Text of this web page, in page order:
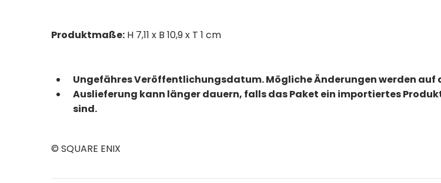
Produktmaße: H 7,11 x B 10,9 x T 1 cm
Ungefähres Veröffentlichungsdatum. Mögliche Änderungen werden auf
Auslieferung kann länger dauern, falls das Paket ein importiertes
sind.
© SQUARE ENIX